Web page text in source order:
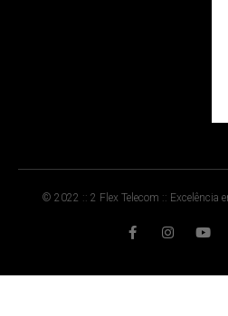
© 2022 :: 2 Flex Telecom :: Excelência